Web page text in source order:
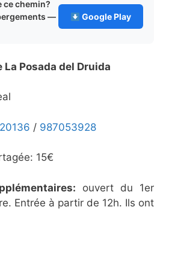
ce chemin?
—
Google Play
La Posada del Druida
/ 987053928
15€
ouvert du 1er
Entrée à partir de 12h. Ils ont